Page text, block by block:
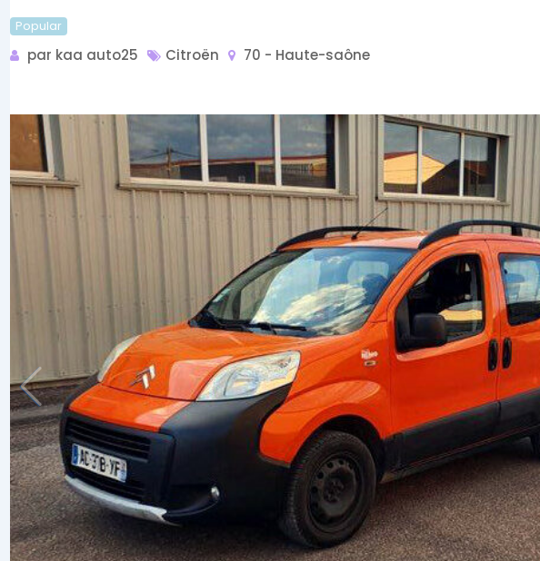
de
collection
Annonces
Hors-
séries
Fonds
d’écran
Popular
par kaa auto25 Citroën 70 - Haute-saône